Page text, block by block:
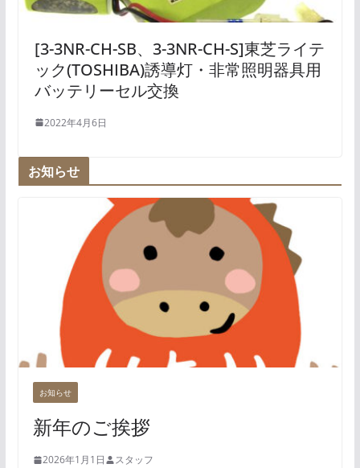
[3-3NR-CH-SB、3-3NR-CH-S]東芝ライテ
ック(TOSHIBA)誘導灯・非常照明器具用
バッテリーセル交換
2022年4月6日
お知らせ
お知らせ
新年のご挨拶
2026年1月1日 スタッフ